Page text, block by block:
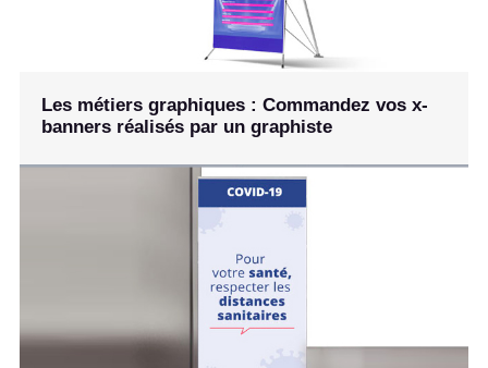
Les métiers graphiques : Commandez vos x-
banners réalisés par un graphiste